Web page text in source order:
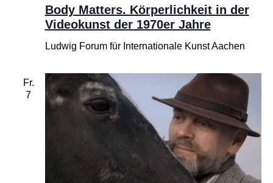
Body Matters. Körperlichkeit in der
Videokunst der 1970er Jahre
Ludwig Forum für Internationale Kunst Aachen
Fr.
7